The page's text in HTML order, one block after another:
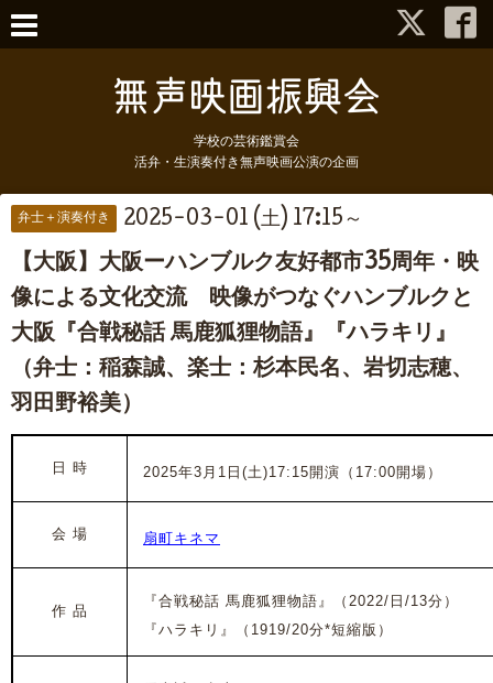
学校の芸術鑑賞会
活弁・生演奏付き無声映画公演の企画
弁士＋演奏付き 2025-03-01 (土) 17:15～
【大阪】大阪ーハンブルク友好都市35周年・映
像による文化交流 映像がつなぐハンブルクと
大阪『合戦秘話 馬鹿狐狸物語』『ハラキリ』
（弁士：稲森誠、楽士：杉本民名、岩切志穂、
羽田野裕美）
日 時 2025年3月1日(土)17:15開演（17:00開場）
会 場 扇町キネマ
作 品
『合戦秘話 馬鹿狐狸物語 』（2022/日/13分）
『ハラキリ』（1919/20分*短縮版）